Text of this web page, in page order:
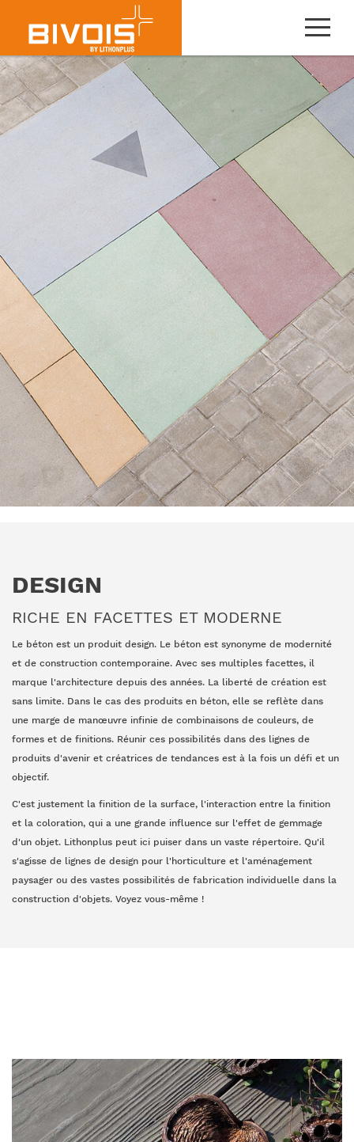
DESIGN
RICHE EN FACETTES ET MODERNE
Le béton est un produit design. Le béton est synonyme de modernité
et de construction contemporaine. Avec ses multiples facettes, il
marque l'architecture depuis des années. La liberté de création est
sans limite. Dans le cas des produits en béton, elle se reflète dans
une marge de manœuvre infinie de combinaisons de couleurs, de
formes et de finitions. Réunir ces possibilités dans des lignes de
produits d'avenir et créatrices de tendances est à la fois un défi et un
objectif.
C'est justement la finition de la surface, l'interaction entre la finition
et la coloration, qui a une grande influence sur l'effet de gemmage
d'un objet. Lithonplus peut ici puiser dans un vaste répertoire. Qu'il
s'agisse de lignes de design pour l'horticulture et l'aménagement
paysager ou des vastes possibilités de fabrication individuelle dans la
construction d'objets. Voyez vous-même !